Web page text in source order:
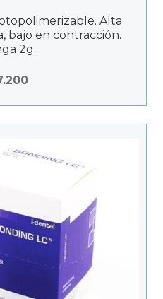
Alta
bajo en contracción.
2g.